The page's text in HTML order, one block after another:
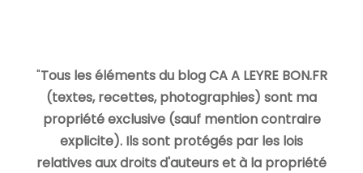
"Tous les éléments du blog CA A LEYRE BON.FR
(textes, recettes, photographies) sont ma
propriété exclusive (sauf mention contraire
explicite). Ils sont protégés par les lois
relatives aux droits d'auteurs et à la propriété